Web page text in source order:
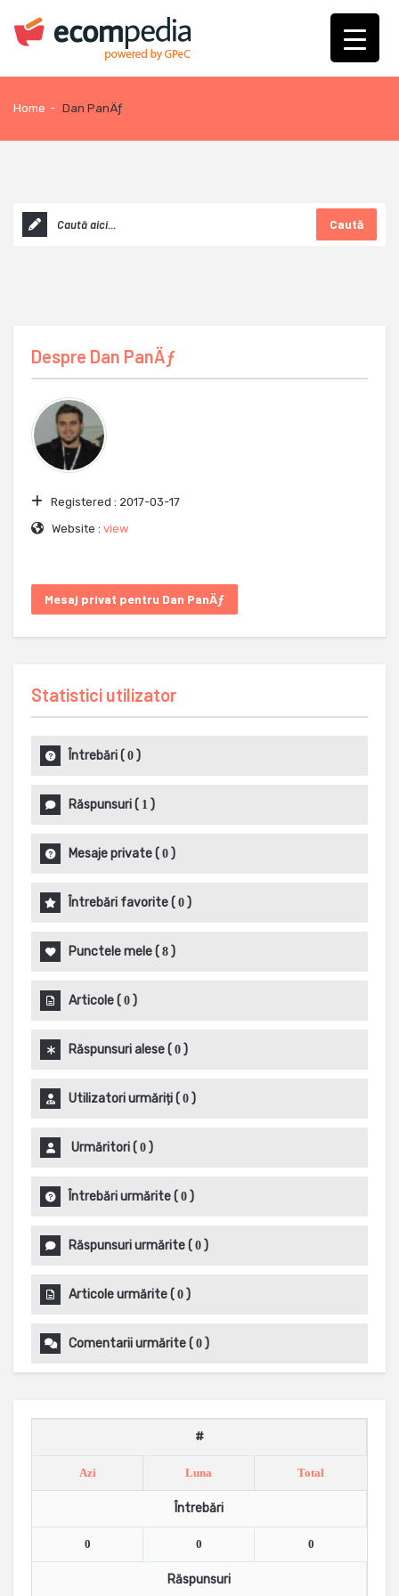
Home - Dan PanÄƒ
Caută
Despre Dan PanÄƒ
Registered : 2017-03-17
Website : view
Mesaj privat pentru Dan PanÄƒ
Statistici utilizator
Întrebări( 0 )
Răspunsuri( 1 )
Mesaje private( 0 )
Întrebări favorite( 0 )
Punctele mele( 8 )
Articole( 0 )
Răspunsuri alese( 0 )
Utilizatori urmăriți( 0 )
Urmăritori( 0 )
Întrebări urmărite( 0 )
Răspunsuri urmărite( 0 )
Articole urmărite( 0 )
Comentarii urmărite( 0 )
#
Azi Luna Total
Întrebări
0 0 0
Răspunsuri